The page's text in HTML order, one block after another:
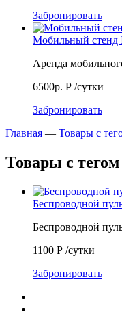
Забронировать
Мобильный стенд
Аренда
6500р. Р /сутки
Забронировать
Главная — Товары с
Товары с тегом
Беспроводной
Беспроводной
1100 Р /сутки
Забронировать